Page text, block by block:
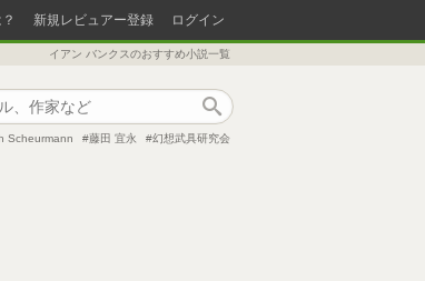
新規レビュアー登録 ログイン
イアン バンクスのおすすめ小説一覧
Scheurmann 藤田 宜永 幻想武具研究会